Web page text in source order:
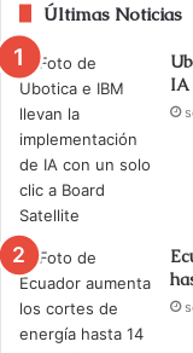
Últimas Noticias
IA